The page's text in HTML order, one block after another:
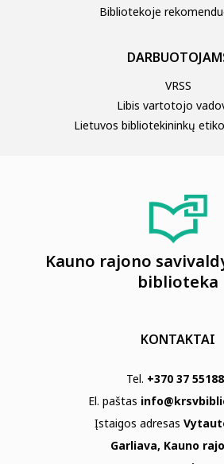
Bibliotekoje
VRSS
Libis vartotojo
Lietuvos bibliotekininkų
Kauno rajono
biblioteka
KONTAKTAI
Tel. +370 37
El. paštas
Įstaigos adresas
Garliava, Kauno